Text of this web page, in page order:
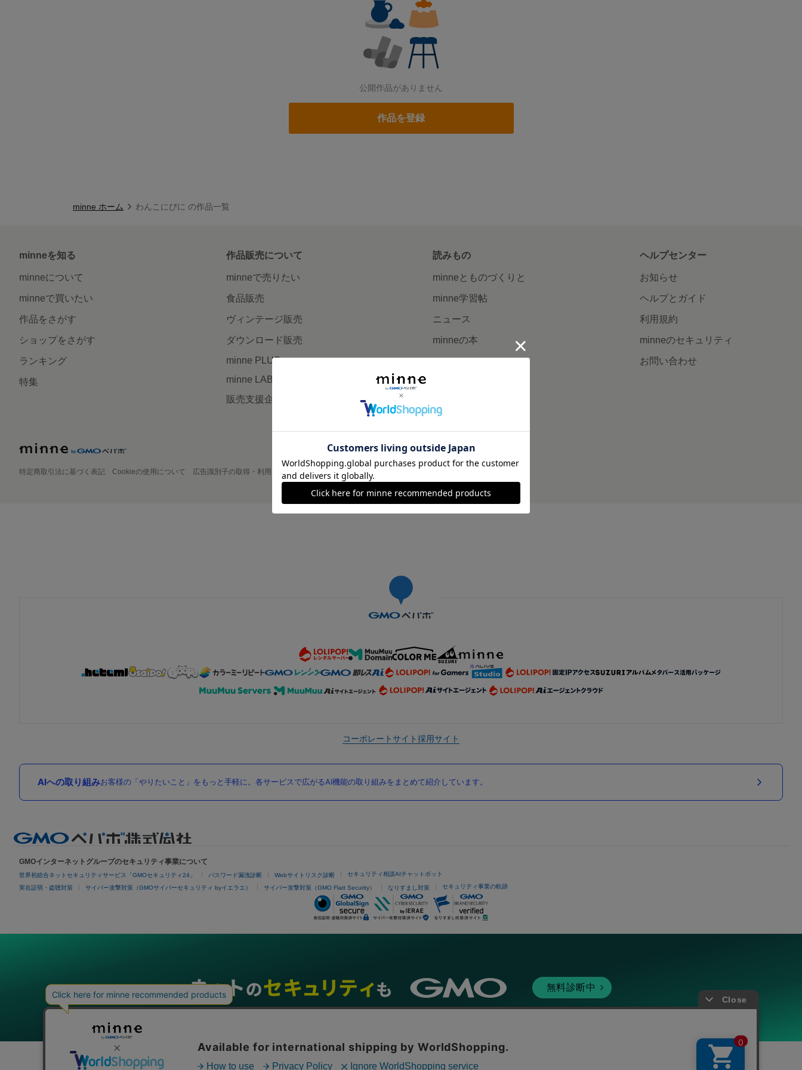
公開作品がありません
作品を登録
minne ホーム わんこにぴに の作品一覧
minneを知る
minneについて
minneで買いたい
作品をさがす
ショップをさがす
ランキング
特集
作品販売について
minneで売りたい
食品販売
ヴィンテージ販売
ダウンロード販売
minne PLUS
minne LAB
販売支援企画・イベント
読みもの
minneとものづくりと
minne学習帖
ニュース
minneの本
大口注文について
ヘルプセンター
お知らせ
ヘルプとガイド
利用規約
minneのセキュリティ
お問い合わせ
特定商取引法に基づく表記 Cookieの使用について 広告識別子の取得・利用 プライバシーポリシー 会社概要
コーポレートサイト採用サイト
AIへの取り組みお客様の「やりたいこと」をもっと手軽に。各サービスで広がるAI機能の取り組みをまとめて紹介しています。
GMOインターネットグループのセキュリティ事業について
世界初総合ネットセキュリティサービス「GMOセキュリティ24」 パスワード漏洩診断 Webサイトリスク診断 セキュリティ相談AIチャットボット
実在証明・盗聴対策 サイバー攻撃対策（GMOサイバーセキュリティ byイエラエ） サイバー攻撃対策（GMO Flatt Security） なりすまし対策 セキュリティ事業の軌跡
無料診断中